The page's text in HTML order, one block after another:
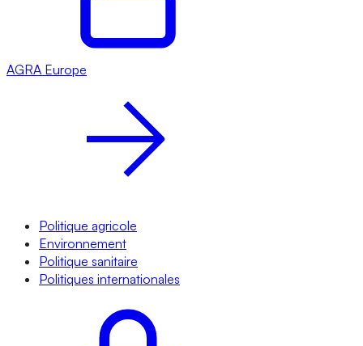
AGRA Europe
Politique agricole
Environnement
Politique sanitaire
Politiques internationales